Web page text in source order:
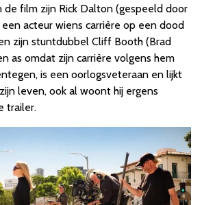
de film zijn Rick Dalton (gespeeld door
acteur wiens carrière op een dood
zijn stuntdubbel Cliff Booth (Brad
as omdat zijn carrière volgens hem
is een oorlogsveteraan en lijkt
leven, ook al woont hij ergens
trailer.